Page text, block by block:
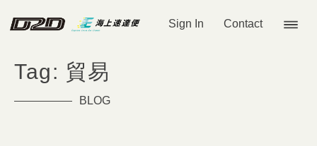
Sign In Contact
Tag: 貿易
BLOG